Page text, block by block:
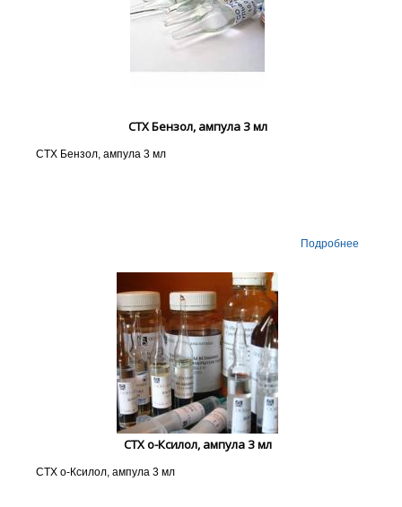
СТХ Бензол, ампула 3 мл
СТХ Бензол, ампула 3 мл
Подробнее
СТХ о-Ксилол, ампула 3 мл
СТХ о-Ксилол, ампула 3 мл